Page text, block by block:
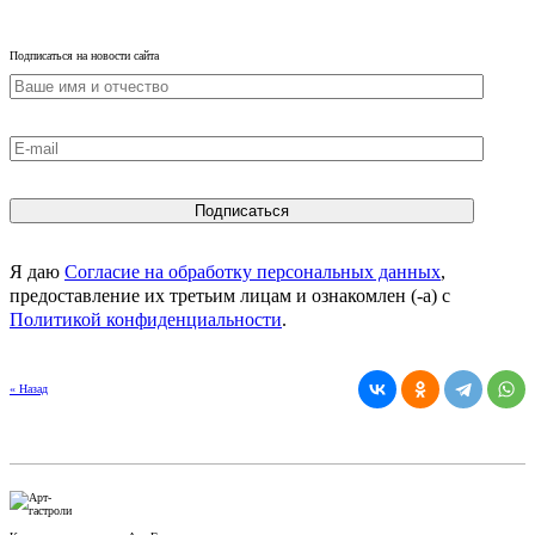
Подписаться на новости сайта
Я даю Согласие на обработку персональных данных,
предоставление их третьим лицам и ознакомлен (-а) c
Политикой конфиденциальности.
« Назад